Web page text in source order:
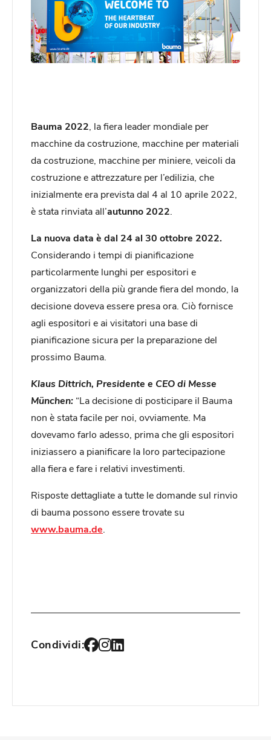
Bauma 2022 , la fiera leader mondiale per
macchine da costruzione, macchine per materiali
da costruzione, macchine per miniere, veicoli da
costruzione e attrezzature per l’edilizia, che
inizialmente era prevista dal 4 al 10 aprile 2022,
è stata rinviata all’autunno 2022
La nuova data è dal 24 al 30 ottobre 2022.
Considerando i tempi di pianificazione
particolarmente lunghi per espositori e
organizzatori della più grande fiera del mondo, la
decisione doveva essere presa ora. Ciò fornisce
agli espositori e ai visitatori una base di
pianificazione sicura per la preparazione del
prossimo Bauma.
Klaus Dittrich, Presidente e CEO di Messe
München: “La decisione di posticipare il Bauma
non è stata facile per noi, ovviamente. Ma
dovevamo farlo adesso, prima che gli espositori
iniziassero a pianificare la loro partecipazione
alla fiera e fare i relativi investimenti.
Risposte dettagliate a tutte le domande sul rinvio
di bauma possono essere trovate su
www.bauma.de
Condividi: